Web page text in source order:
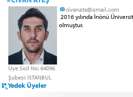
Üye Sicil No: 64096
Şubesi: İSTANBUL
2016 yılında İnönü
olmuştur.
Yedek Üyeler